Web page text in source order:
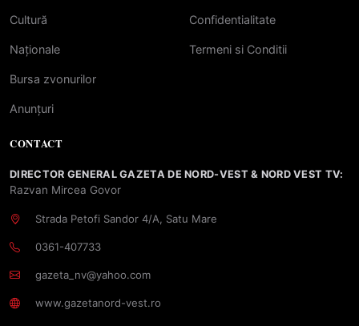
Cultură
Naționale
Bursa zvonurilor
Anunțuri
Confidentialitate
Termeni si Conditii
CONTACT
DIRECTOR GENERAL GAZETA DE NORD-VEST & NORD VEST TV:
Razvan Mircea Govor
Strada Petofi Sandor 4/A, Satu Mare
0361-407733
gazeta_nv@yahoo.com
www.gazetanord-vest.ro